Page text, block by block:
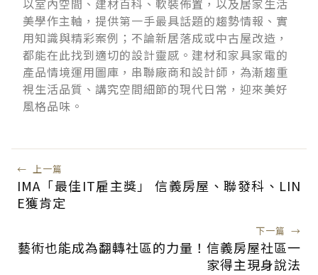
以室內空間、建材百科、軟裝佈置，以及居家生活
美學作主軸，提供第一手最具話題的趨勢情報、實
用知識與精彩案例；不論新居落成或中古屋改造，
都能在此找到適切的設計靈感。建材和家具家電的
產品情境運用圖庫，串聯廠商和設計師，為漸趨重
視生活品質、講究空間細節的現代日常，迎來美好
風格品味。
← 上一篇
IMA「最佳IT雇主獎」 信義房屋、聯發科、LIN
E獲肯定
下一篇 →
藝術也能成為翻轉社區的力量！信義房屋社區一
家得主現身說法